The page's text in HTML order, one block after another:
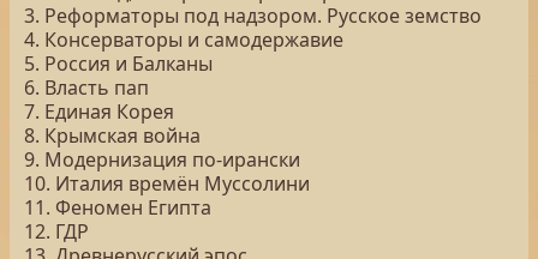
3. Реформаторы под надзором. Русское земство
4. Консерваторы и самодержавие
5. Россия и Балканы
6. Власть пап
7. Единая Корея
8. Крымская война
9. Модернизация по-ирански
10. Италия времён Муссолини
11. Феномен Египта
12. ГДР